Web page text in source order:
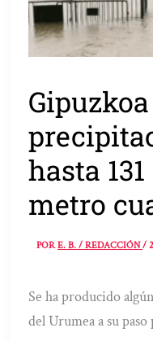
hasta
metro
PORE. B. / REDACCIÓN/
Se ha producido
del Urumea a su